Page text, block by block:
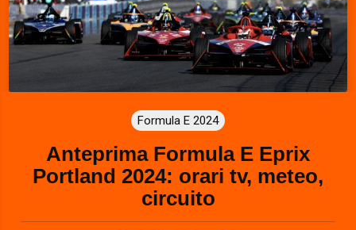
Formula E 2024
Anteprima Formula E Eprix
Portland 2024: orari tv, meteo,
circuito